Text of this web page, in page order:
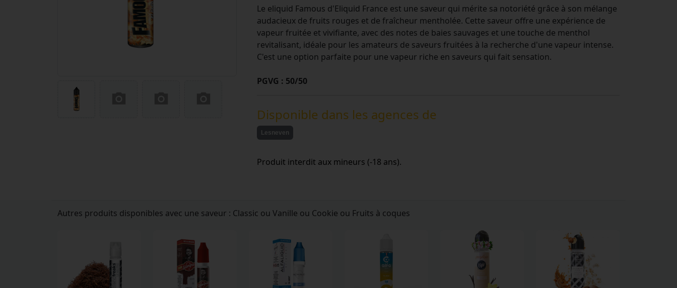
Le eliquid Famous d'Eliquid France est une saveur qui mérite sa notoriété grâce à son mélange
audacieux de fruits rouges et de fraîcheur mentholée. Cette saveur offre une expérience de
vapeur fruitée et vivifiante, avec des notes de baies sauvages et une touche de menthol
revitalisant, idéale pour les amateurs de saveurs fruitées à la recherche d'une vapeur intense.
C'est une option parfaite pour une vapeur riche en saveurs qui fait sensation.
PGVG : 50/50
Disponible dans les agences de
Lesneven
Produit interdit aux mineurs (-18 ans).
Autres produits disponibles avec une saveur : Classic ou Vanille ou Cookie ou Fruits à coques